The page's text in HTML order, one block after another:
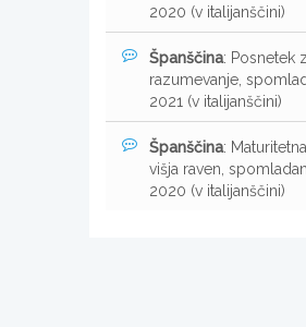
2020 (v italijanščini)
Španščina: Posnetek
razumevanje,
2021 (v italijanščini)
Španščina:
višja raven,
2020 (v italijanščini)